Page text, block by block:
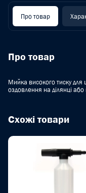
Про товар
Про товар
Мийка високого тиску для
оздовлення на ділянці
Схожі товари